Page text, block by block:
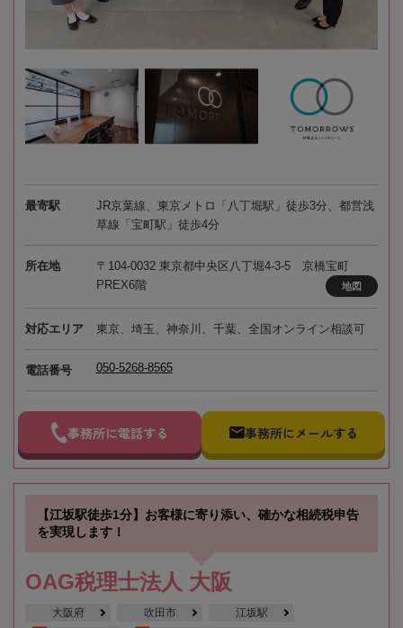
最寄駅
JR京葉線、東京メトロ「八丁堀駅」徒歩3分、都営浅
草線「宝町駅」徒歩4分
所在地
〒104-0032 東京都中央区八丁堀4-3-5 京橋宝町
PREX6階
地図
対応エリア 東京、埼玉、神奈川、千葉、全国オンライン相談可
電話番号 050-5268-8565
事務所に電話する 事務所にメールする
【江坂駅徒歩1分】お客様に寄り添い、確かな相続税申告
を実現します！
OAG税理士法人 大阪
大阪府 吹田市 江坂駅